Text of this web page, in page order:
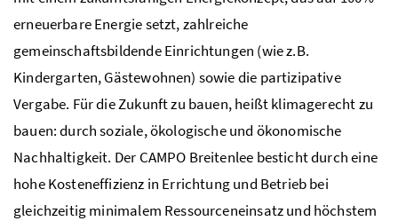
erneuerbare Energie setzt, zahlreiche
gemeinschaftsbildende Einrichtungen (wie z.B.
Kindergarten, Gästewohnen) sowie die partizipative
Vergabe. Für die Zukunft zu bauen, heißt klimagerecht zu
bauen: durch soziale, ökologische und ökonomische
Nachhaltigkeit. Der CAMPO Breitenlee besticht durch eine
hohe Kosteneffizienz in Errichtung und Betrieb bei
gleichzeitig minimalem Ressourceneinsatz und höchstem